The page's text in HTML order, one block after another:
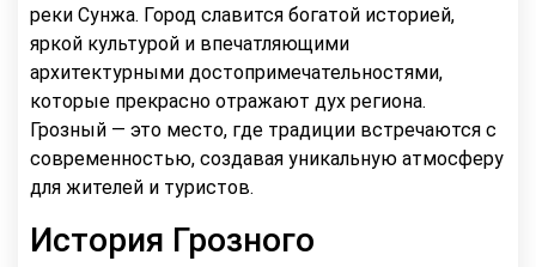
реки Сунжа. Город славится богатой историей,
яркой культурой и впечатляющими
архитектурными достопримечательностями,
которые прекрасно отражают дух региона.
Грозный — это место, где традиции встречаются с
современностью, создавая уникальную атмосферу
для жителей и туристов.
История Грозного